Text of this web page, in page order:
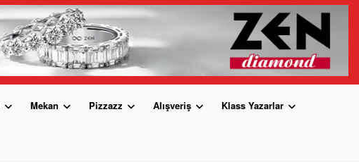
Mekan Pizzazz Alışveriş Klass Yazarlar